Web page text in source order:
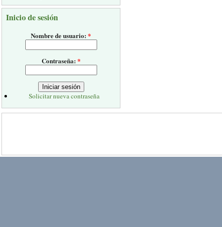
Inicio de sesión
Nombre de usuario:*
Contraseña:*
Solicitar nueva contraseña